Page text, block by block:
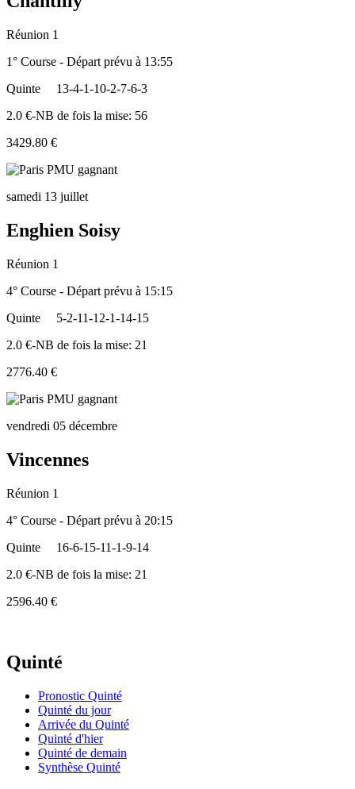
Réunion 1
1° Course - Départ prévu à 13:55
Quinte
13-4-1-10-2-7-6-3
2.0 €-NB de fois la mise: 56
3429.80 €
samedi 13 juillet
Enghien Soisy
Réunion 1
4° Course - Départ prévu à 15:15
Quinte
5-2-11-12-1-14-15
2.0 €-NB de fois la mise: 21
2776.40 €
vendredi 05 décembre
Vincennes
Réunion 1
4° Course - Départ prévu à 20:15
Quinte
16-6-15-11-1-9-14
2.0 €-NB de fois la mise: 21
2596.40 €
Quinté
Pronostic Quinté
Quinté du jour
Arrivée du Quinté
Quinté d'hier
Quinté de demain
Synthèse Quinté